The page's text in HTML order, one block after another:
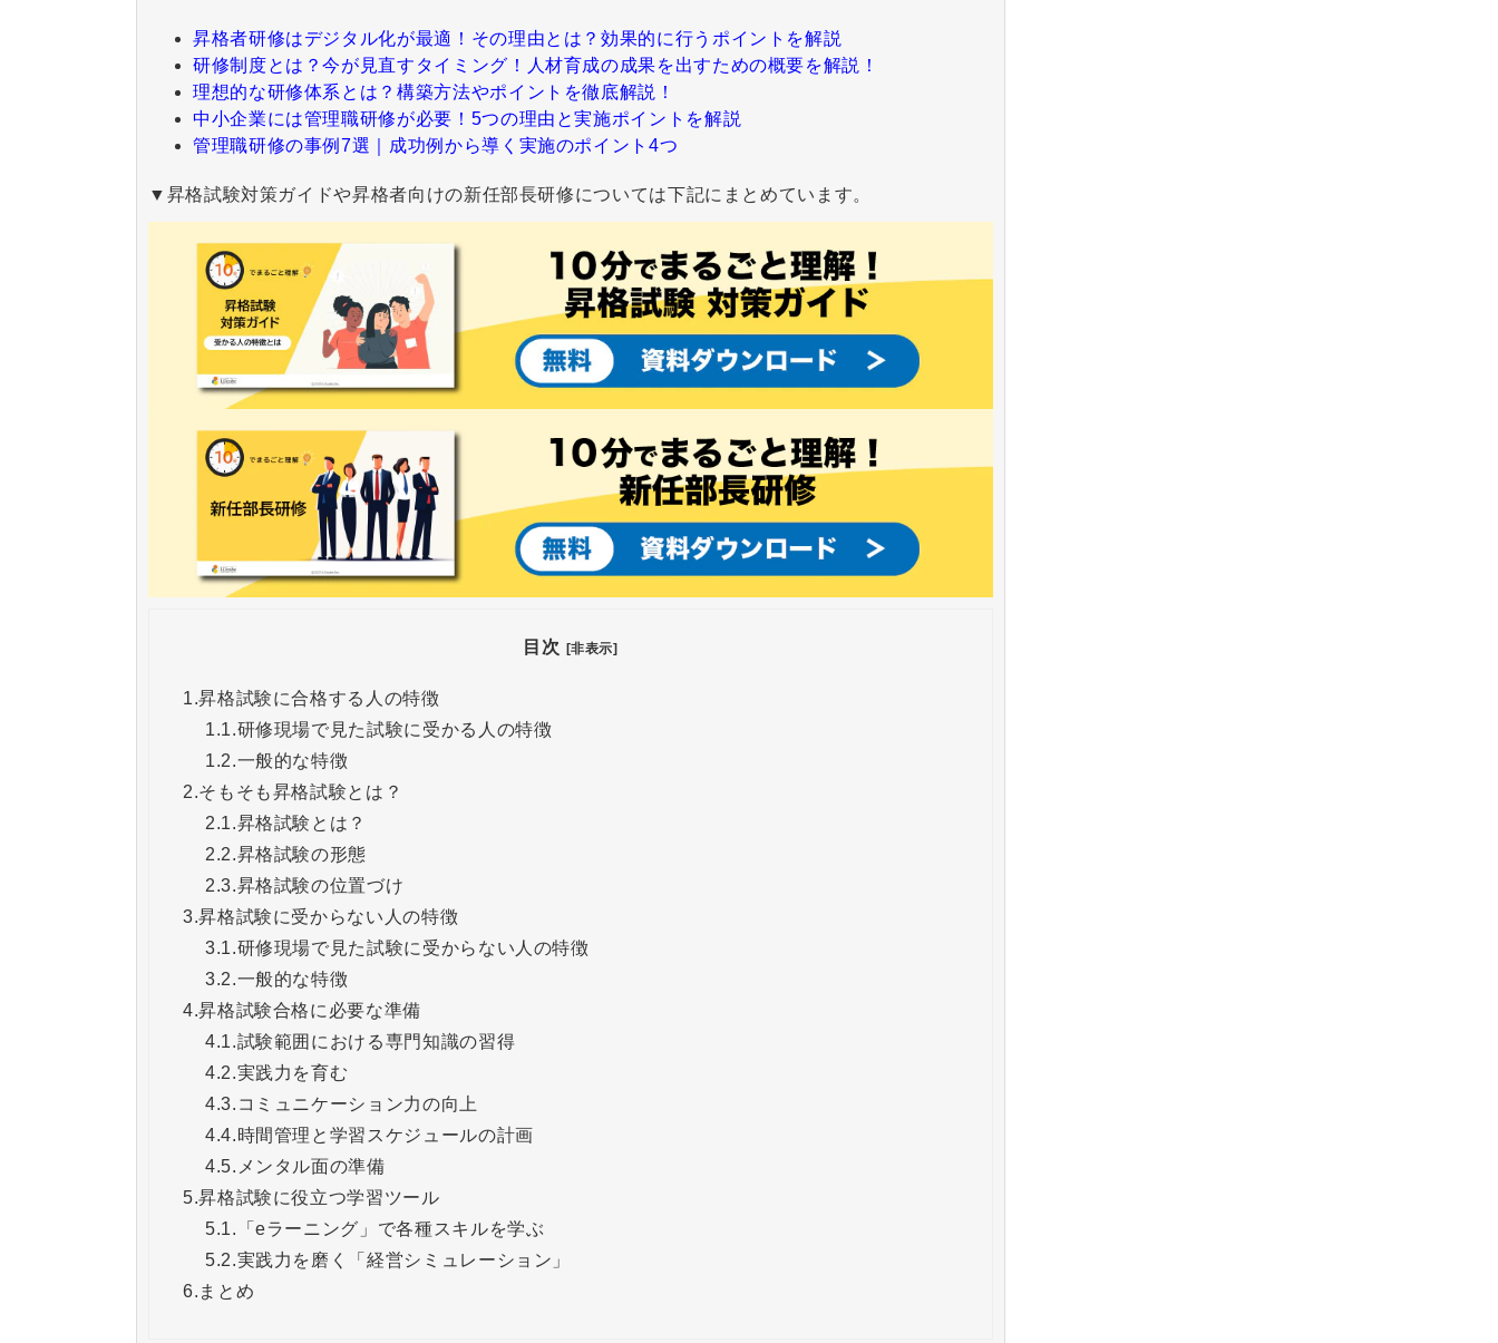
昇格者研修はデジタル化が最適！その理由とは？効果的に行うポイントを解説
研修制度とは？今が見直すタイミング！人材育成の成果を出すための概要を解説！
理想的な研修体系とは？構築方法やポイントを徹底解説！
中小企業には管理職研修が必要！5つの理由と実施ポイントを解説
管理職研修の事例7選｜成功例から導く実施のポイント4つ
▼昇格試験対策ガイドや昇格者向けの新任部長研修については下記にまとめています。
目次 [非表示]
1.昇格試験に合格する人の特徴
1.1.研修現場で見た試験に受かる人の特徴
1.2.一般的な特徴
2.そもそも昇格試験とは？
2.1.昇格試験とは？
2.2.昇格試験の形態
2.3.昇格試験の位置づけ
3.昇格試験に受からない人の特徴
3.1.研修現場で見た試験に受からない人の特徴
3.2.一般的な特徴
4.昇格試験合格に必要な準備
4.1.試験範囲における専門知識の習得
4.2.実践力を育む
4.3. コミュニケーション力の向上
4.4.時間管理と学習スケジュールの計画
4.5. メンタル面の準備
5.昇格試験に役立つ学習ツール
5.1. 「eラーニング」で各種スキルを学ぶ
5.2.実践力を磨く「経営シミュレーション」
6. まとめ